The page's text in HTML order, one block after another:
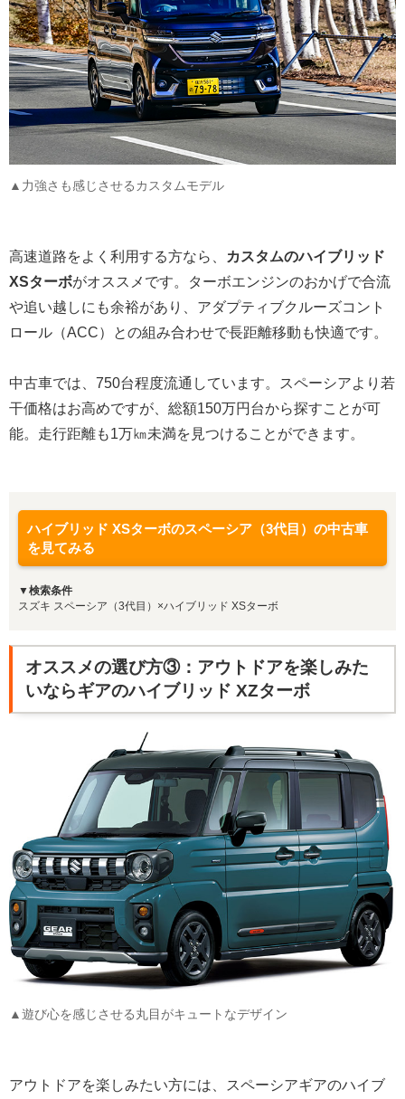
▲力強さも感じさせるカスタムモデル
高速道路をよく利用する方なら、
カスタムのハイブリッド
XSターボがオススメです。ターボエンジンのおかげで合流
や追い越しにも余裕があり、アダプティブクルーズコント
ロール（ACC）との組み合わせで長距離移動も快適です。
中古車では、750台程度流通しています。スペーシアより若
干価格はお高めですが、総額150万円台から探すことが可
能。走行距離も1万㎞未満を見つけることができます。
ハイブリッド XSターボのスペーシア（3代目）の中古車
を見てみる
▼検索条件
スズキ スペーシア（3代目）×ハイブリッド XSターボ
オススメの選び方③：アウトドアを楽しみた
いならギアのハイブリッド XZターボ
▲遊び心を感じさせる丸目がキュートなデザイン
アウトドアを楽しみたい方には、スペーシアギアのハイブ